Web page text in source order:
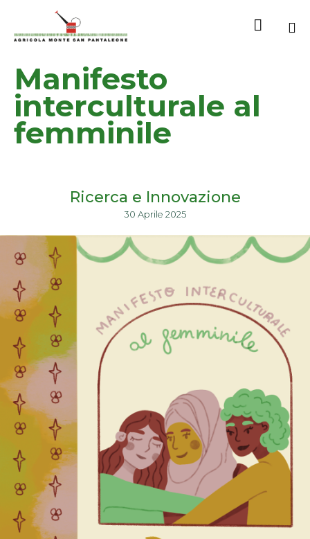

Manifesto
interculturale al
femminile
Ricerca e Innovazione
30 Aprile 2025